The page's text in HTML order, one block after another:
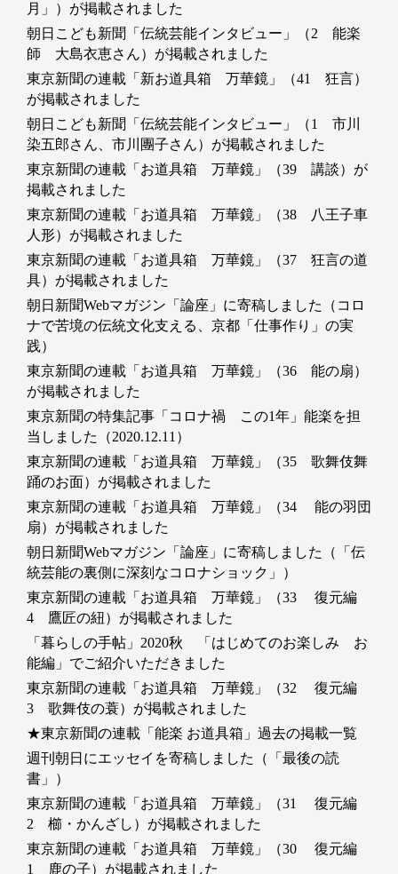
月」）が掲載されました
朝日こども新聞「伝統芸能インタビュー」（2 能楽
師 大島衣恵さん）が掲載されました
東京新聞の連載「新お道具箱 万華鏡」（41 狂言）
が掲載されました
朝日こども新聞「伝統芸能インタビュー」（1 市川
染五郎さん、市川團子さん）が掲載されました
東京新聞の連載「お道具箱 万華鏡」（39 講談）が
掲載されました
東京新聞の連載「お道具箱 万華鏡」（38 八王子車
人形）が掲載されました
東京新聞の連載「お道具箱 万華鏡」（37 狂言の道
具）が掲載されました
朝日新聞Webマガジン「論座」に寄稿しました（コロ
ナで苦境の伝統文化支える、京都「仕事作り」の実
践）
東京新聞の連載「お道具箱 万華鏡」（36 能の扇）
が掲載されました
東京新聞の特集記事「コロナ禍 この1年」能楽を担
当しました（2020.12.11）
東京新聞の連載「お道具箱 万華鏡」（35 歌舞伎舞
踊のお面）が掲載されました
東京新聞の連載「お道具箱 万華鏡」（34 能の羽団
扇）が掲載されました
朝日新聞Webマガジン「論座」に寄稿しました（「伝
統芸能の裏側に深刻なコロナショック」）
東京新聞の連載「お道具箱 万華鏡」（33 復元編
4 鷹匠の紐）が掲載されました
「暮らしの手帖」2020秋 「はじめてのお楽しみ お
能編」でご紹介いただきました
東京新聞の連載「お道具箱 万華鏡」（32 復元編
3 歌舞伎の蓑）が掲載されました
★東京新聞の連載「能楽 お道具箱」過去の掲載一覧
週刊朝日にエッセイを寄稿しました（「最後の読
書」）
東京新聞の連載「お道具箱 万華鏡」（31 復元編
2 櫛・かんざし）が掲載されました
東京新聞の連載「お道具箱 万華鏡」（30 復元編
1 鹿の子）が掲載されました